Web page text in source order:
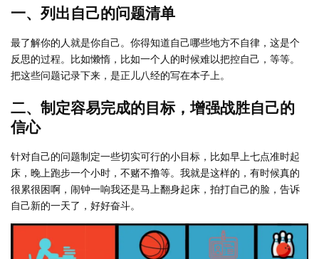
一、列出自己的问题清单
最了解你的人就是你自己。你得知道自己哪些地方不自律，这是个
反思的过程。比如懒惰，比如一个人的时候难以把控自己，等等。
把这些问题记录下来，是正儿八经的写在本子上。
二、制定容易完成的目标，增强战胜自己的
信心
针对自己的问题制定一些切实可行的小目标，比如早上七点准时起
床，晚上跑步一个小时，不赌不撸等。我就是这样的，有时候真的
很累很困啊，闹钟一响我还是马上翻身起床，拍打自己的脸，告诉
自己新的一天了，好好奋斗。